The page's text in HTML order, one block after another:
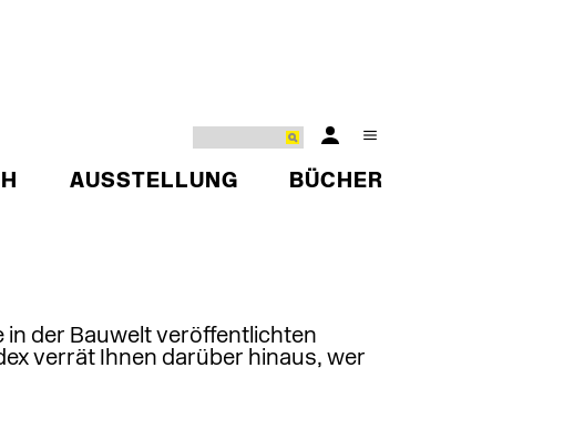
AUSSTELLUNG BÜCHER
in der Bauwelt veröffentlichten
verrät Ihnen darüber hinaus, wer